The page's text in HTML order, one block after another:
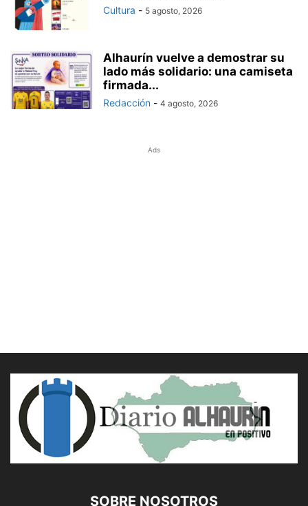
Cultura - 5 agosto, 2026
Alhaurín vuelve a demostrar su
lado más solidario: una camiseta
firmada...
Redacción - 4 agosto, 2026
Ads
SOBRE NOSOTROS